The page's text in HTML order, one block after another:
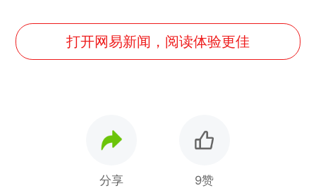
打开网易新闻，阅读体验更佳
分享 9赞